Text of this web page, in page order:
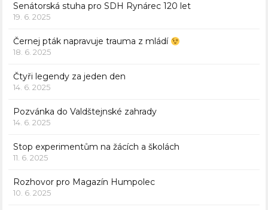
Senátorská stuha pro SDH Rynárec 120 let
19. 6. 2025
Černej pták napravuje trauma z mládí
18. 6. 2025
Čtyři legendy za jeden den
14. 6. 2025
Pozvánka do Valdštejnské zahrady
14. 6. 2025
Stop experimentům na žácích a školách
11. 6. 2025
Rozhovor pro Magazín Humpolec
10. 6. 2025